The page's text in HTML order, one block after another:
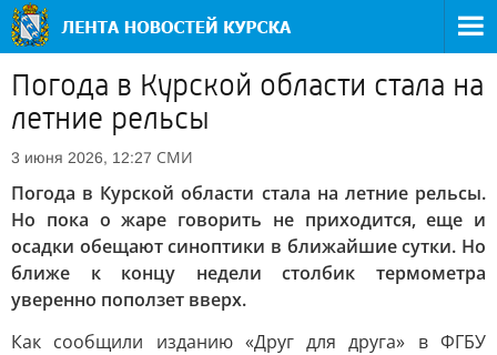
Погода в Курской области стала на
летние рельсы
3 июня 2026, 12:27 СМИ
Погода в Курской области стала на летние рельсы.
Но пока о жаре говорить не приходится, еще и
осадки обещают синоптики в ближайшие сутки. Но
ближе к концу недели столбик термометра
уверенно поползет вверх.
Как сообщили изданию «Друг для друга» в ФГБУ